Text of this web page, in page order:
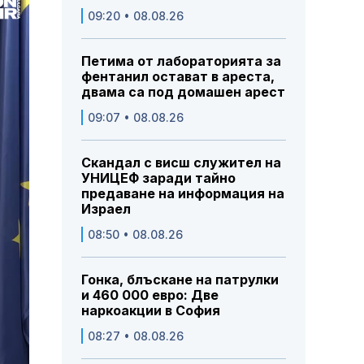
09:20 • 08.08.26
Петима от лабораторията за
фентанил остават в ареста,
двама са под домашен арест
09:07 • 08.08.26
Скандал с висш служител на
УНИЦЕФ заради тайно
предаване на информация на
Израел
08:50 • 08.08.26
Гонка, блъскане на патрулки
и 460 000 евро: Две
наркоакции в София
08:27 • 08.08.26